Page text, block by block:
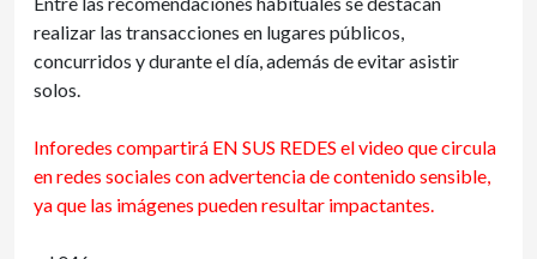
realizar las transacciones en lugares públicos,
concurridos y durante el día, además de evitar asistir
solos.
Inforedes compartirá EN SUS REDES el video que circula
en redes sociales con advertencia de contenido sensible,
ya que las imágenes pueden resultar impactantes.